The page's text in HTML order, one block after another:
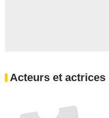
Acteurs et actrices